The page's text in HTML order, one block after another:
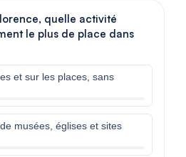
quelle activité
le plus de place dans
et sur les places, sans
musées, églises et sites